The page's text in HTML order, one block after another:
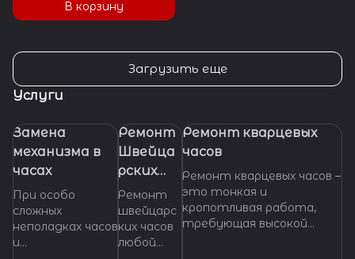
В корзину
Загрузить еще
Услуги
Замена
механизма в
часах
При особо
сложных
неполадках часов
и
Ремонт
Швейца
рских
часов
Ремонт
швейцарс
ких часов
любой
Ремонт кварцевых
часов
Ремонт кварцевых часов –
это тонкая и
кропотливая работа,
требующая высокой